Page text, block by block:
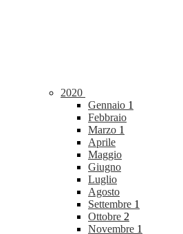
2020
Gennaio 1
Febbraio
Marzo 1
Aprile
Maggio
Giugno
Luglio
Agosto
Settembre 1
Ottobre 2
Novembre 1